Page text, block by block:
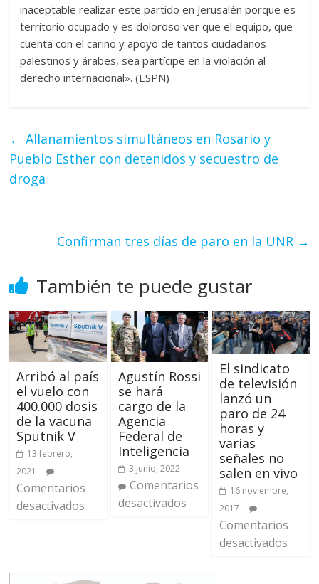
inaceptable realizar este partido en Jerusalén porque es
territorio ocupado y es doloroso ver que el equipo, que
cuenta con el cariño y apoyo de tantos ciudadanos
palestinos y árabes, sea partícipe en la violación al
derecho internacional». (ESPN)
← Allanamientos simultáneos en Rosario y
Pueblo Esther con detenidos y secuestro de
droga
Confirman tres días de paro en la UNR →
También te puede gustar
Arribó al país
el vuelo con
400.000 dosis
de la vacuna
Sputnik V
13 febrero,
2021
Comentarios
desactivados
Agustín Rossi
se hará
cargo de la
Agencia
Federal de
Inteligencia
3 junio, 2022
Comentarios
desactivados
El sindicato
de televisión
lanzó un
paro de 24
horas y
varias
señales no
salen en vivo
16 noviembre,
2017
Comentarios
desactivados